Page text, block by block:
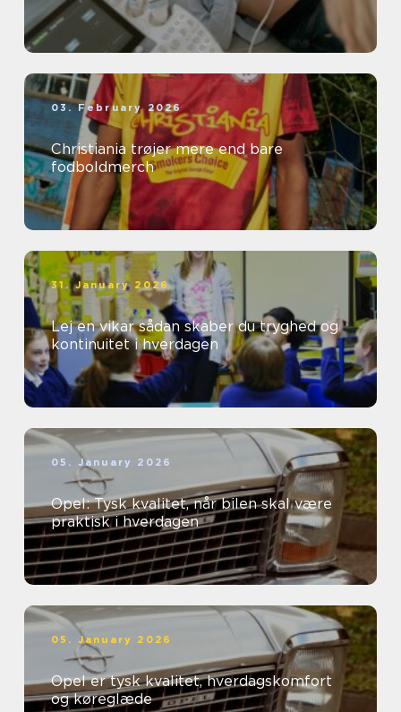
03. February 2026
Christiania trøjer mere end bare
fodboldmerch
31. January 2026
Lej en vikar sådan skaber du tryghed og
kontinuitet i hverdagen
05. January 2026
Opel: Tysk kvalitet, når bilen skal være
praktisk i hverdagen
05. January 2026
Opel er tysk kvalitet, hverdagskomfort
og køreglæde